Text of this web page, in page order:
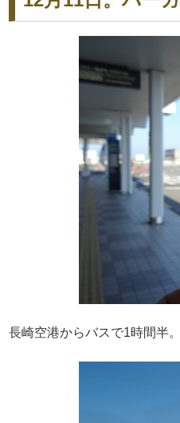
長崎空港からバスで1時間半。